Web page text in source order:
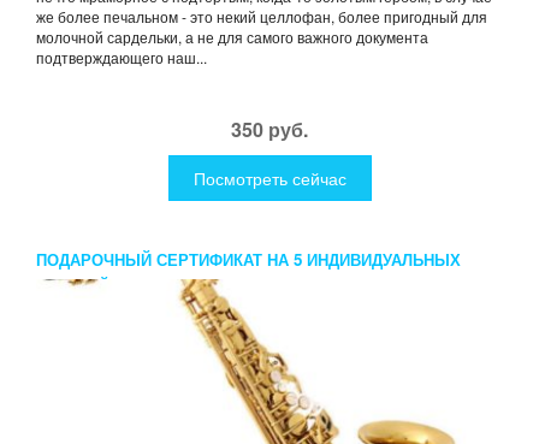
же более печальном - это некий целлофан, более пригодный для
молочной сардельки, а не для самого важного документа
подтверждающего наш...
350 руб.
Посмотреть сейчас
ПОДАРОЧНЫЙ СЕРТИФИКАТ НА 5 ИНДИВИДУАЛЬНЫХ
ЗАНЯТИЙ В FIRST MUSIC FAMILY САКСОФОН